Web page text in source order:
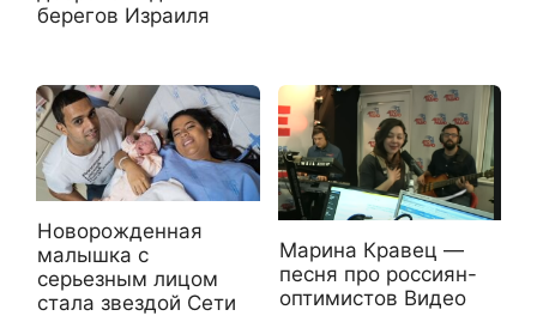
берегов Израиля
Новорожденная
малышка с
серьезным лицом
стала звездой Сети
Марина Кравец —
песня про россиян-
оптимистов Видео